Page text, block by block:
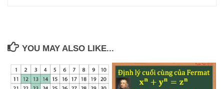
YOU MAY ALSO LIKE...